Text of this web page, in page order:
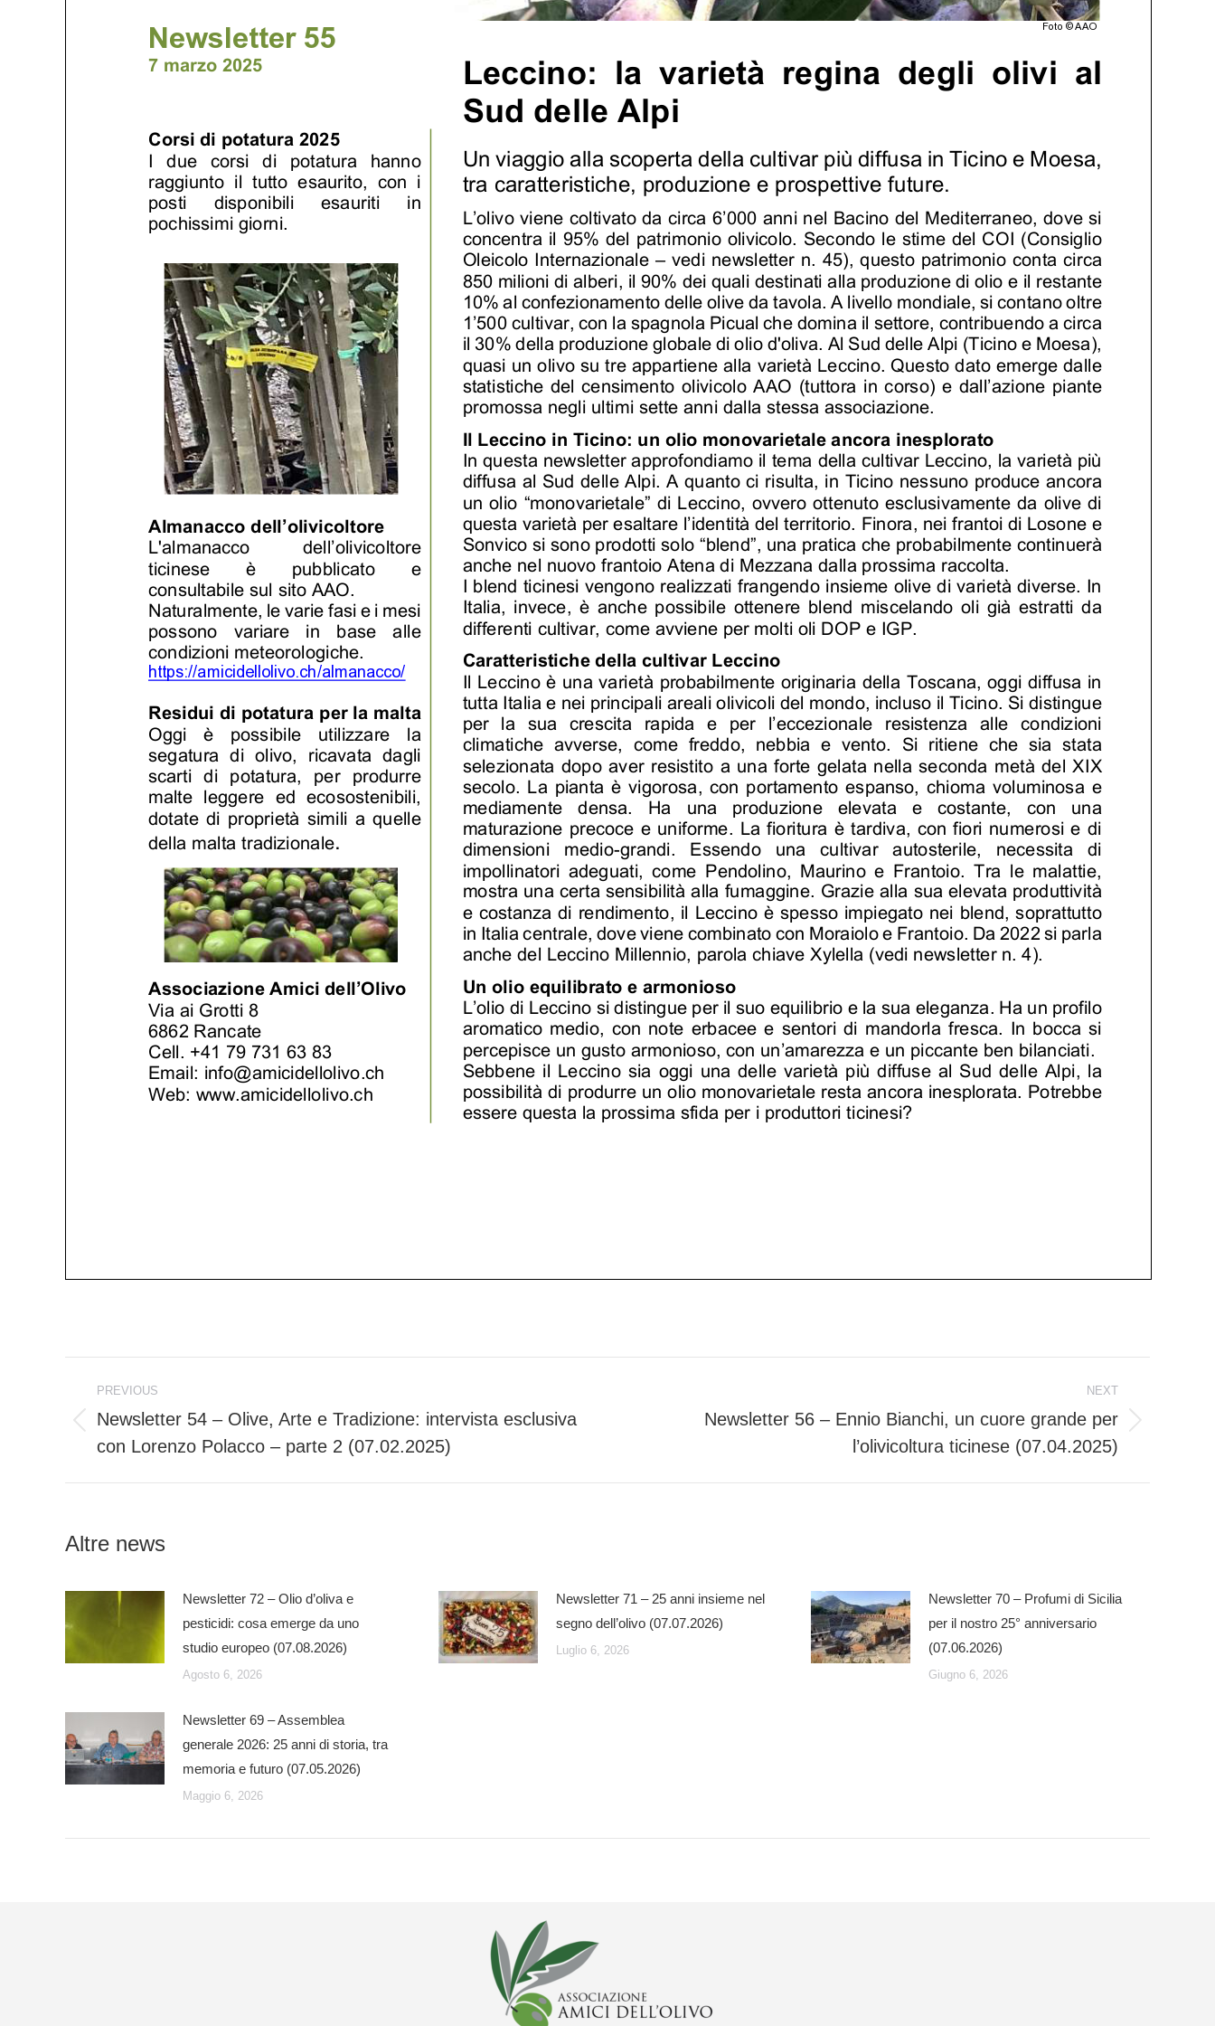
navigation
PREVIOUS
post:
Newsletter 54 – Olive, Arte e Tradizione: intervista esclusiva
con Lorenzo Polacco – parte 2 (07.02.2025)
NEXT
Newsletter 56 – Ennio Bianchi, un cuore grande per
l’olivicoltura ticinese (07.04.2025)
Altre news
Newsletter 72 – Olio d’oliva e
pesticidi: cosa emerge da uno
studio europeo (07.08.2026)
Agosto 6, 2026
Newsletter 71 – 25 anni insieme nel
segno dell’olivo (07.07.2026)
Luglio 6, 2026
Newsletter 70 – Profumi di Sicilia
per il nostro 25° anniversario
(07.06.2026)
Giugno 6, 2026
Newsletter 69 – Assemblea
generale 2026: 25 anni di storia, tra
memoria e futuro (07.05.2026)
Maggio 6, 2026